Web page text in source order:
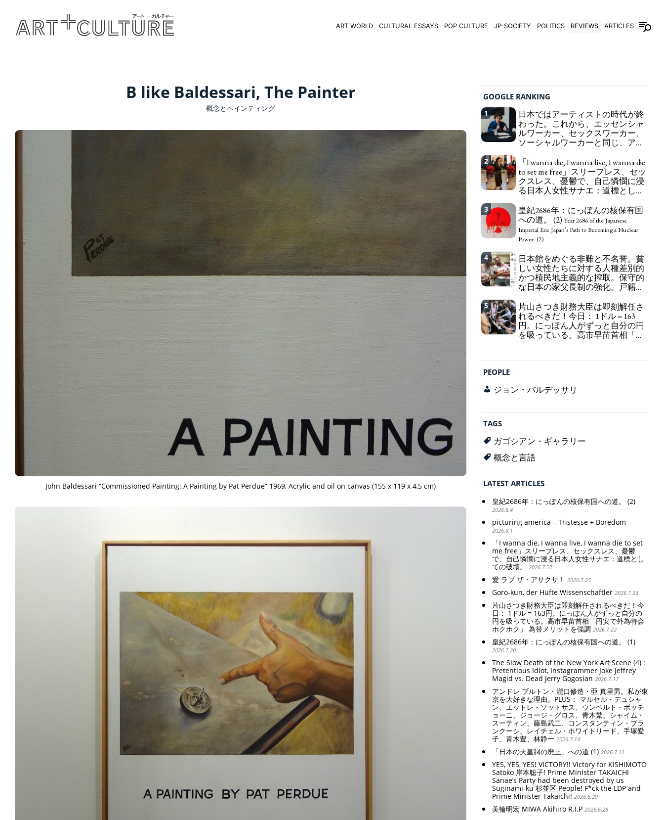
ART WORLD CULTURAL ESSAYS POP CULTURE JP-SOCIETY POLITICS REVIEWS ARTICLES
B like Baldessari, The Painter
概念とペインティング
John Baldessari “Commissioned Painting: A Painting by Pat Perdue” 1969, Acrylic and oil on canvas (155 x 119 x 4,5 cm)
GOOGLE RANKING
1
日本ではアーティストの時代が終
わった。これから、エッセンシャ
ルワーカー、セックスワーカー、
ソーシャルワーカーと同じ、アー
in Japan the word "artist" into the word "Art
Worker" (similar to "Essential Worker", "Sex Worker"
or "Social Worker")
2
「I wanna die, I wanna live, I wanna die
to set me free」スリープレス、セッ
クスレス、憂鬱で、自己憐憫に浸
る日本人女性サナエ：道標として
die to set me free" - Sanae, a Japanese woman who
is sleepless, sexless, depressive and wallowing in
self-pity: destruction as a guidepost.
3
皇紀2686年：にっぽんの核保有国
への道。 (2) Year 2686 of the Japanese
Imperial Era: Japan’s Path to Becoming a Nuclear
Power. (2)
4
日本館をめぐる非難と不名誉。貧
しい女性たちに対する人種差別的
かつ植民地主義的な搾取。保守的
な日本の家父長制の強化。戸籍制
化。Criticism and disgrace surrounding the
Japan Pavilion. Racist and colonial exploitation of
poor women. Strengthening of conservative
Japanese patriarchy. Strengthening of the family
5
片山さつき財務大臣は即刻解任さ
れるべきだ！今日： 1ドル = 163
円。にっぽん人がずっと自分の円
を吸っている。高市早苗首相「円
Sanae: "The weak Yen makes the Foreign Exchange
PEOPLE
ジョン・バルデッサリ
TAGS
ガゴシアン・ギャラリー
概念と言語
LATEST ARTICLES
皇紀2686年：にっぽんの核保有国への道。 (2)
2026.8.4
picturing america – Tristesse + Boredom
2026.8.1
「I wanna die, I wanna live, I wanna die to set
me free」スリープレス、セックスレス、憂鬱
で、自己憐憫に浸る日本人女性サナエ：道標とし
ての破壊。
2026.7.27
愛 ラブ ザ・アサクサ！ 2026.7.25
Goro-kun, der Hüfte Wissenschaftler 2026.7.23
片山さつき財務大臣は即刻解任されるべきだ！今
日： 1ドル = 163円。にっぽん人がずっと自分の
円を吸っている。高市早苗首相「円安で外為特会
ホクホク」 為替メリットを強調 2026.7.22
皇紀2686年：にっぽんの核保有国への道。 (1)
2026.7.20
The Slow Death of the New York Art Scene (4) :
Pretentious Idiot, Instagrammer Joke Jeffrey
Magid vs. Dead Jerry Gogosian 2026.7.17
アンドレ ブルトン・瀧口修造・亜 真里男。私が東
京を大好きな理由。PLUS： マルセル・デュシャ
ン、エットレ・ソットサス、ウンベルト・ボッチ
ョーニ、ジョージ・グロス、青木繁、シャイム・
スーティン、藤島武二、コンスタンティン・ブラ
ンクーシ、レイチェル・ホワイトリード、手塚愛
子、青木豊、林静一 2026.7.14
「日本の天皇制の廃止」への道 (1) 2026.7.11
YES, YES, YES! VICTORY!! Victory for KISHIMOTO
Satoko 岸本聡子! Prime Minister TAKAICHI
Sanae’s Party had been destroyed by us
Suginami-ku 杉並区 People! F*ck the LDP and
Prime Minister Takaichi! 2026.6.29
美輪明宏 MIWA Akihiro R.I.P 2026.6.28